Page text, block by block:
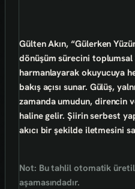
Gülten Akın, “Gülerken
dönüşüm sürecini
harmanlayarak okuyucuya
bakış açısı sunar. Gülüş,
zamanda umudun, direncin
haline gelir. Şiirin serbest
akıcı bir şekilde iletmesini
Not: Bu tahlil otomatik
aşamasındadır.